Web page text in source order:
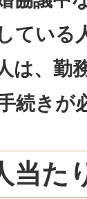
ている
は、
続きが
当た